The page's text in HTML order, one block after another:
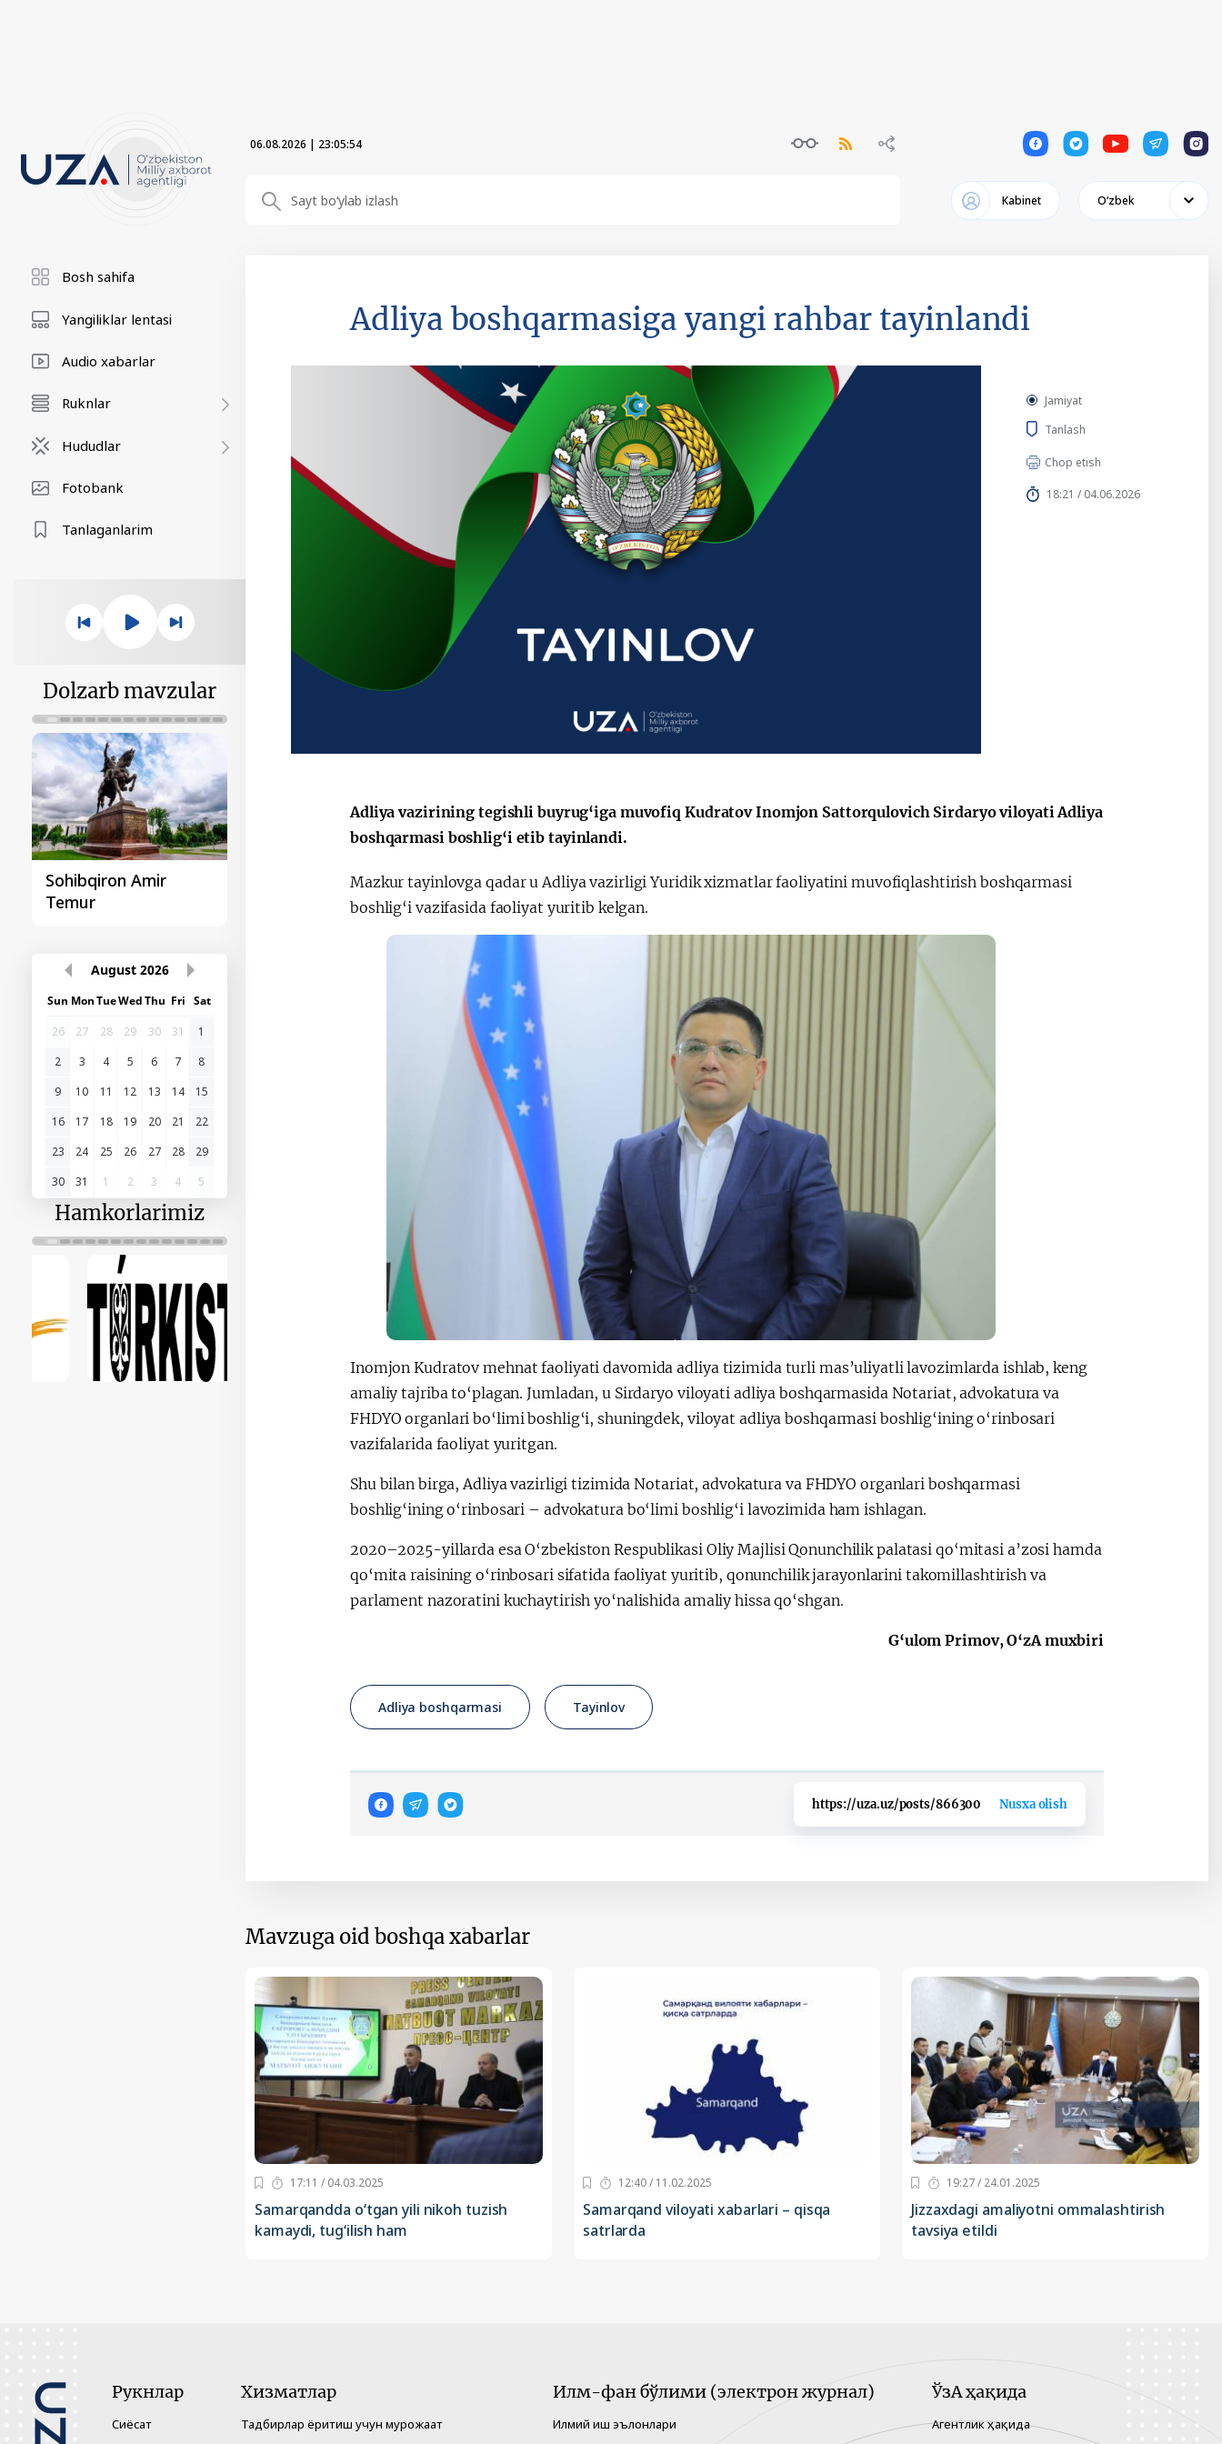
06.08.2026 | 23:05:55 1 1 1 1 1
Кabinet Oʻzbek
Bosh sahifa
Yangiliklar lentasi
Audio xabarlar
Ruknlar
Hududlar
Fotobank
Tanlaganlarim
Dolzarb mavzular
Sohibqiron Amir
Temur
O‘zbekiston va
Paragvay hamkorligi
Huquqiy targʻibot
O‘zbekiston va
Oʻzbekiston va
August 2026
Sun MonTueWedThu Fri Sat
26
27 28 29 30 31
1
2
3 4 5 6 7
8
9
10 11 12 13 14
15
16
17 18 19 20 21
22
23
24 25 26 27 28
29
30
31 1 2 3 4 5
Hamkorlarimiz
Adliya boshqarmasiga yangi rahbar tayinlandi
Jamiyat
Tanlash
Chop etish
18:21 / 04.06.2026
Adliya vazirining tegishli buyrug‘iga muvofiq Kudratov Inomjon Sattorqulovich Sirdaryo viloyati Adliya
boshqarmasi boshlig‘i etib tayinlandi.
Mazkur tayinlovga qadar u Adliya vazirligi Yuridik xizmatlar faoliyatini muvofiqlashtirish boshqarmasi
boshlig‘i vazifasida faoliyat yuritib kelgan.
Inomjon Kudratov mehnat faoliyati davomida adliya tizimida turli mas’uliyatli lavozimlarda ishlab, keng
amaliy tajriba to‘plagan. Jumladan, u Sirdaryo viloyati adliya boshqarmasida Notariat, advokatura va
FHDYO organlari bo‘limi boshlig‘i, shuningdek, viloyat adliya boshqarmasi boshlig‘ining o‘rinbosari
vazifalarida faoliyat yuritgan.
Shu bilan birga, Adliya vazirligi tizimida Notariat, advokatura va FHDYO organlari boshqarmasi
boshlig‘ining o‘rinbosari – advokatura bo‘limi boshlig‘i lavozimida ham ishlagan.
2020–2025-yillarda esa O‘zbekiston Respublikasi Oliy Majlisi Qonunchilik palatasi qo‘mitasi a’zosi hamda
qo‘mita raisining o‘rinbosari sifatida faoliyat yuritib, qonunchilik jarayonlarini takomillashtirish va
parlament nazoratini kuchaytirish yo‘nalishida amaliy hissa qo‘shgan.
G‘ulom Primov, O‘zA muxbiri
Adliya boshqarmasi Tayinlov
https://uza.uz/posts/866300 Nusxa olish
Mavzuga oid boshqa xabarlar
17:11 / 04.03.2025
Samarqandda o‘tgan yili nikoh tuzish
kamaydi, tug‘ilish ham
12:40 / 11.02.2025
Samarqand viloyati xabarlari – qisqa
satrlarda
19:27 / 24.01.2025
Jizzaxdagi amaliyotni ommalashtirish
tavsiya etildi
Рукнлар
Сиёсат
Хизматлар
Тадбирлар ёритиш учун мурожаат
Илм-фан бўлими (электрон журнал)
Илмий иш эълонлари
ЎзА ҳақида
Агентлик ҳақида